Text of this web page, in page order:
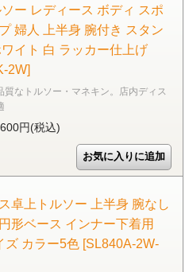
ー レディース ボディ スポ
婦人 上半身 腕付き スタン
ワイト 白 ラッカー仕上げ
2W]
質なトルソー・マネキン。店内ディス
円(税込)
卓上トルソー 上半身 腕なし
形ベース インナー下着用
ズ カラー5色 [SL840A-2W-